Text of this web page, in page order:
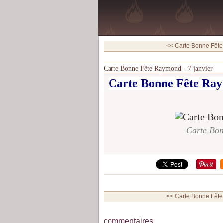
<< Carte Bonne
Carte Bonne Fête Raymond - 7 janvier
Carte Bonne Fête
Carte
<< Carte Bonne
commentaires